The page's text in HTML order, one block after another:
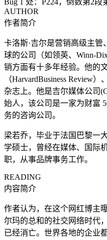
Bug 1 处：P224，倒数第2段
AUTHOR
作者简介
卡洛斯·吉尔是营销高级主
球的公司（如领英、Winn-
销方面有十多年经验。他的
（HarvardBusiness Review
杂志上。他是吉尔媒体公司
始人，该公司是一家为财富
务的咨询公司。
梁若乔，毕业于法国巴黎一
学硕士，曾经在媒体、国际
职，从事品牌事务工作。
READING
内容简介
作者认为，在这个网红博主
尔玛的总和的社交网络时代
已经消亡。世界各地的企业